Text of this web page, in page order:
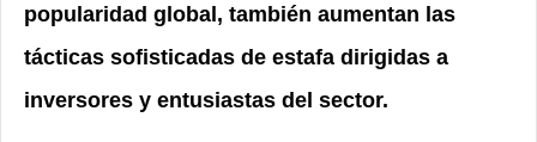
popularidad global, también aumentan las
tácticas sofisticadas de estafa dirigidas a
inversores y entusiastas del sector.